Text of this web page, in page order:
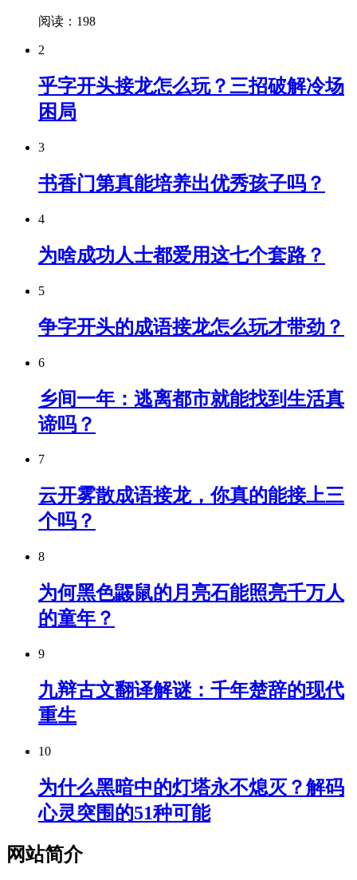
阅读：198
2
乎字开头接龙怎么玩？三招破解冷场
困局
3
书香门第真能培养出优秀孩子吗？
4
为啥成功人士都爱用这七个套路？
5
争字开头的成语接龙怎么玩才带劲？
6
乡间一年：逃离都市就能找到生活真
谛吗？
7
云开雾散成语接龙，你真的能接上三
个吗？
8
为何黑色鼹鼠的月亮石能照亮千万人
的童年？
9
九辩古文翻译解谜：千年楚辞的现代
重生
10
为什么黑暗中的灯塔永不熄灭？解码
心灵突围的51种可能
网站简介